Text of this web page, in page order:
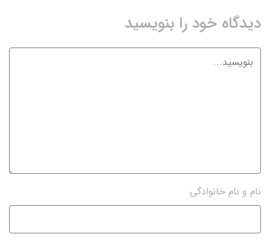
دیدگاه خود را بنویسید
نام و نام خانوادگی